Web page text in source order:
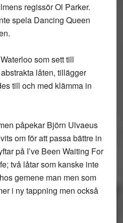
regissör Ol Parker.
spela Dancing Queen
som sett till
låten, tillägger
till och med klämma in
påpekar Björn Ulvaeus
om för att passa bättre in
på I’ve Been Waiting For
två låtar som kanske inte
gemene man men som
i ny tappning men också